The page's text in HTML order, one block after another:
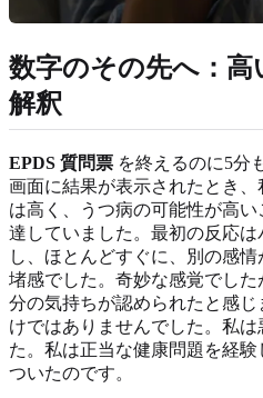
数字のその先へ：高
解釈
EPDS 質問票 を終えるのに5分
画面に結果が表示されたとき
は高く、うつ病の可能性が高
達していました。最初の反応
し、ほとんどすぐに、別の感
堵感でした。奇妙な感覚でし
分の気持ちが認められたと感
けではありませんでした。私
た。私は正当な健康問題を経
ついたのです。